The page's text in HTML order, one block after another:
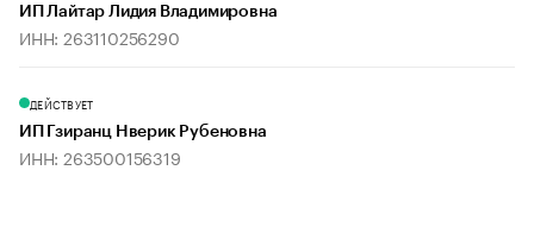
ИП Лайтар Лидия Владимировна
ИНН: 263110256290
ДЕЙСТВУЕТ
ИП Гзиранц Нверик Рубеновна
ИНН: 263500156319